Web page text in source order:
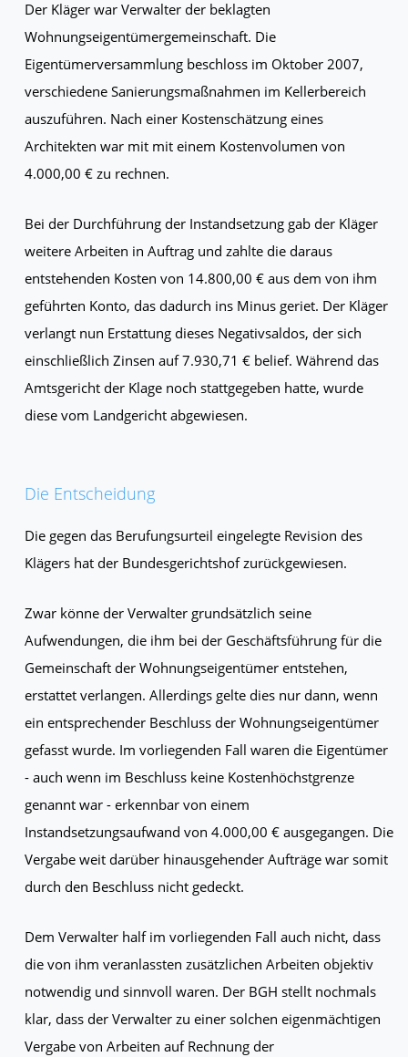
Der Kläger war Verwalter der beklagten
Wohnungseigentümergemeinschaft. Die
Eigentümerversammlung beschloss im Oktober 2007,
verschiedene Sanierungsmaßnahmen im Kellerbereich
auszuführen. Nach einer Kostenschätzung eines
Architekten war mit mit einem Kostenvolumen von
4.000,00 € zu rechnen.
Bei der Durchführung der Instandsetzung gab der Kläger
weitere Arbeiten in Auftrag und zahlte die daraus
entstehenden Kosten von 14.800,00 € aus dem von ihm
geführten Konto, das dadurch ins Minus geriet. Der Kläger
verlangt nun Erstattung dieses Negativsaldos, der sich
einschließlich Zinsen auf 7.930,71 € belief. Während das
Amtsgericht der Klage noch stattgegeben hatte, wurde
diese vom Landgericht abgewiesen.
Die Entscheidung
Die gegen das Berufungsurteil eingelegte Revision des
Klägers hat der Bundesgerichtshof zurückgewiesen.
Zwar könne der Verwalter grundsätzlich seine
Aufwendungen, die ihm bei der Geschäftsführung für die
Gemeinschaft der Wohnungseigentümer entstehen,
erstattet verlangen. Allerdings gelte dies nur dann, wenn
ein entsprechender Beschluss der Wohnungseigentümer
gefasst wurde. Im vorliegenden Fall waren die Eigentümer
- auch wenn im Beschluss keine Kostenhöchstgrenze
genannt war - erkennbar von einem
Instandsetzungsaufwand von 4.000,00 € ausgegangen. Die
Vergabe weit darüber hinausgehender Aufträge war somit
durch den Beschluss nicht gedeckt.
Dem Verwalter half im vorliegenden Fall auch nicht, dass
die von ihm veranlassten zusätzlichen Arbeiten objektiv
notwendig und sinnvoll waren. Der BGH stellt nochmals
klar, dass der Verwalter zu einer solchen eigenmächtigen
Vergabe von Arbeiten auf Rechnung der